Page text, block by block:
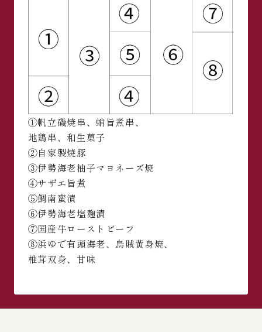
①帆立磯焼串、蛸旨煮串、
地鶏串、和生菓子
②自家製焼豚
③伊勢海老柚子マヨネーズ焼
④サザエ旨煮
⑤鯛南蛮漬
⑥伊勢海老塩麹漬
⑦国産牛ローストビーフ
⑧浜ゆで有頭海老、烏賊黄身焼、
椎茸双身、甘味